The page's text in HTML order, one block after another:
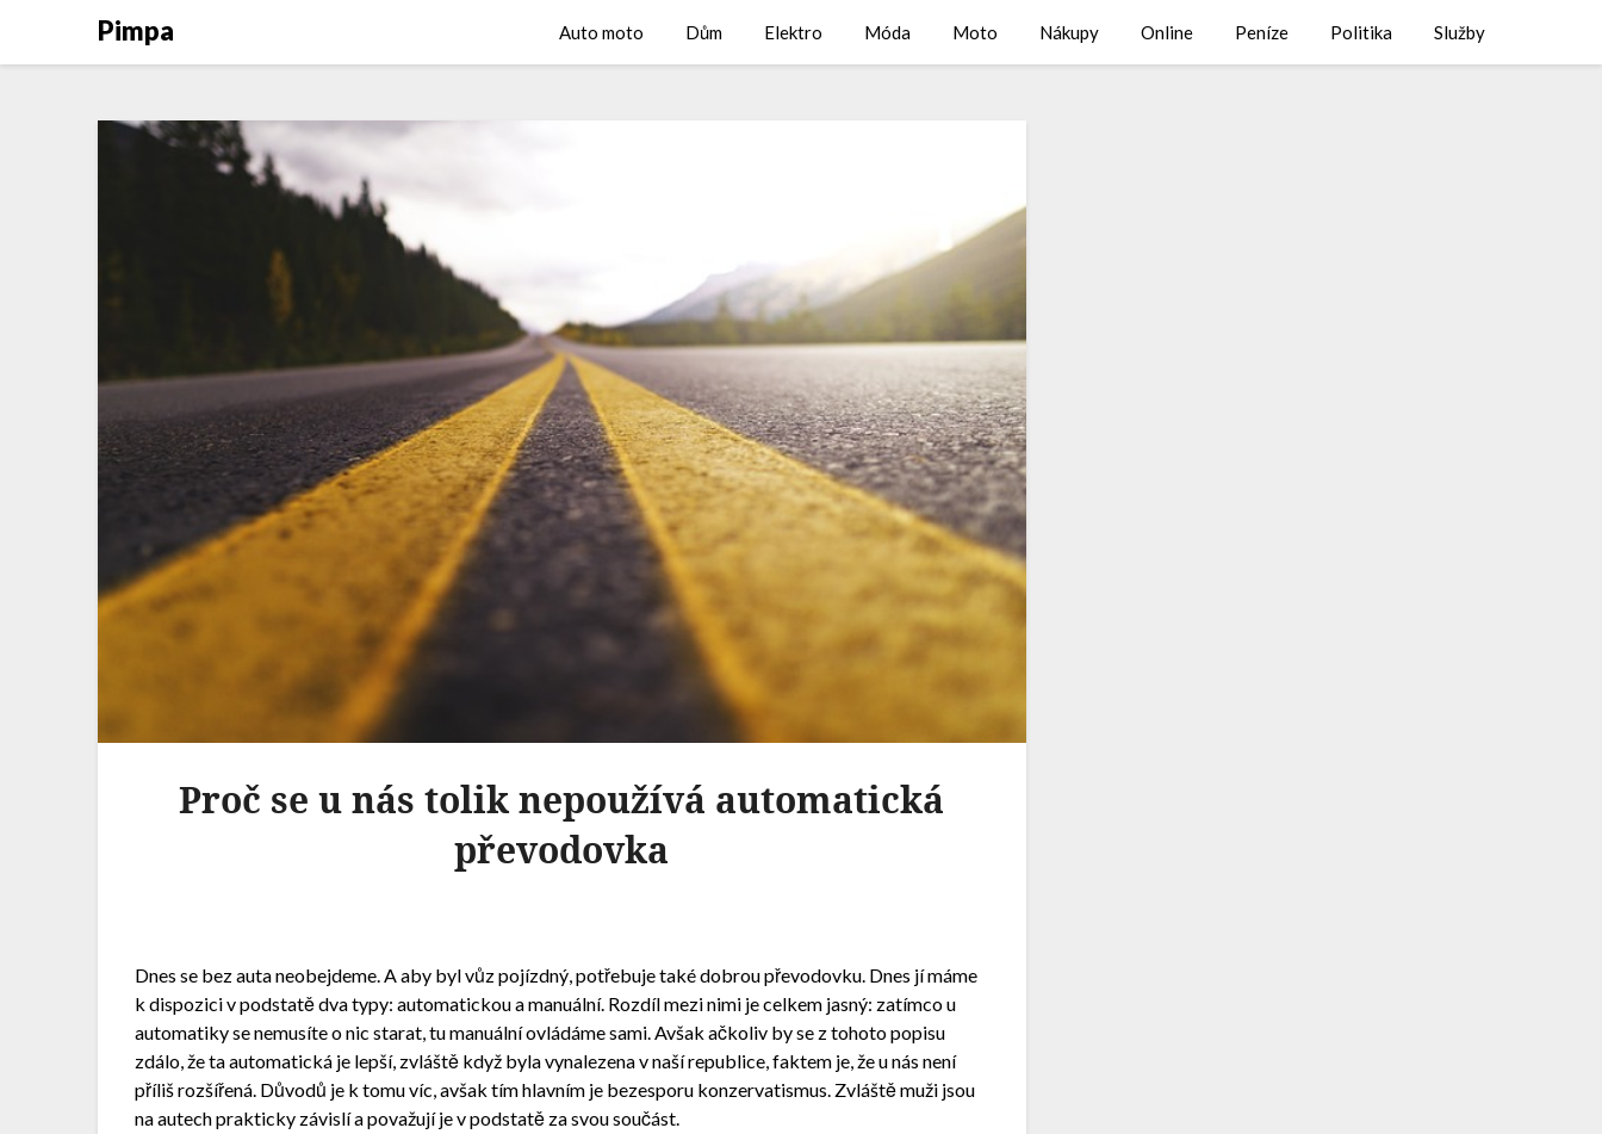
Pimpa Auto moto Dům Elektro Móda Moto Nákupy Online Peníze Politika Služby
Proč se u nás tolik nepoužívá automatická
převodovka
Dnes se bez auta neobejdeme. A aby byl vůz pojízdný, potřebuje také dobrou převodovku. Dnes jí máme
k dispozici v podstatě dva typy: automatickou a manuální. Rozdíl mezi nimi je celkem jasný: zatímco u
automatiky se nemusíte o nic starat, tu manuální ovládáme sami. Avšak ačkoliv by se z tohoto popisu
zdálo, že ta automatická je lepší, zvláště když byla vynalezena v naší republice, faktem je, že u nás není
příliš rozšířená. Důvodů je k tomu víc, avšak tím hlavním je bezesporu konzervatismus. Zvláště muži jsou
na autech prakticky závislí a považují je v podstatě za svou součást.